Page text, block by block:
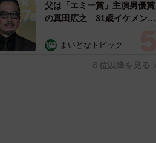
父は「エミー賞」主演男優賞
の真田広之 31歳イケメン俳
「ガチヒロさんそっくり」
まいどなトピック
６位以降を見る